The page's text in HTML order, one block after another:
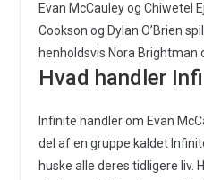
Evan McCauley og Chiwetel
Cookson og Dylan O’Brien
henholdsvis Nora Brightman
Hvad handler
Infinite handler om Evan
del af en gruppe kaldet
huske alle deres tidligere liv.